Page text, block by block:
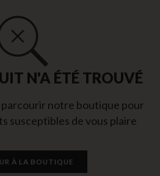
N'A ÉTÉ TROUVÉ
parcourir notre boutique pour
susceptibles de vous plaire
À LA BOUTIQUE